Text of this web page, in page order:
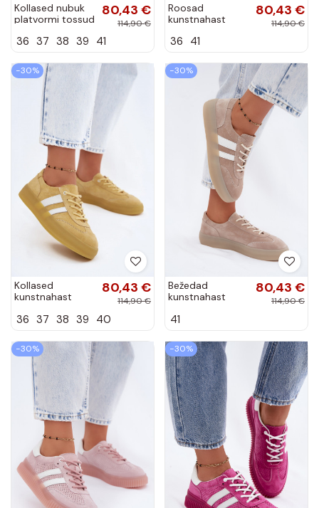
Kollased nubuk
platvormi tossud
80,43 €
114,90 €
36 37 38 39 41
Roosad
kunstnahast
Coralia
80,43 €
114,90 €
36 41
−30%
Kollased
kunstnahast
Coralia
80,43 €
114,90 €
36 37 38 39 40
−30%
Bežedad
kunstnahast
Coralia
80,43 €
114,90 €
41
−30% −30%